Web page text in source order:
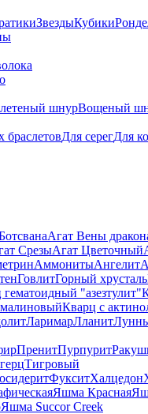
ЗвездыКубики
шнурВощеный
браслетовДля серегДля
Агат Вены
СрезыАгат Цветочный
АммонитыАнгелит
ГовлитГорный хрусталь
"азезтулит"
Кварц с
ЛаримарЛланит
ПренитПурпурит
Тигровый
ФукситХалцедон
Яшма Красная
Яшма Succor Creek